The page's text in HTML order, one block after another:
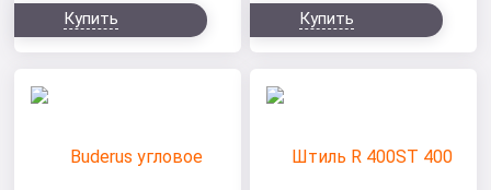
Купить Купить